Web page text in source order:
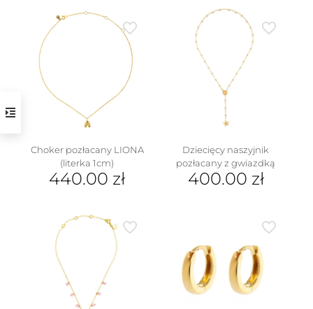
produkt
wariantów.
stronie
produktu
wiele
wariantów.
Opcje
można
wybrać
na
stronie
produktu
Choker pozłacany LIONA
(literka 1cm)
440.00 zł
ma
wariantów.
Opcje
można
wybrać
na
Dziecięcy naszyjnik
pozłacany z gwiazdką
400.00 zł